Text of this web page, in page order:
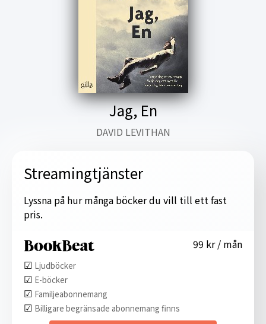
Jag, En
DAVID LEVITHAN
Streamingtjänster
Lyssna på hur många böcker du vill till ett fast
pris.
99 kr / mån
☑︎ Ljudböcker
☑︎ E-böcker
☑︎ Familjeabonnemang
☑︎ Billigare begränsade abonnemang finns